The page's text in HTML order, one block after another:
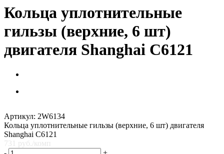
Кольца уплотнительные
гильзы (верхние, 6 шт)
двигателя Shanghai C6121
Артикул: 2W6134
Кольца уплотнительные гильзы (верхние, 6 шт) двигателя
Shanghai C6121
731
руб.
/комп